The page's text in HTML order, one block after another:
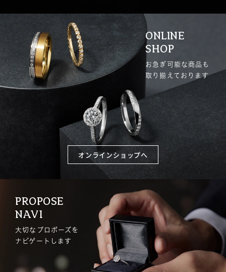
ONLINE
SHOP
お急ぎ可能な商品も
取り揃えております
オンラインショップへ
PROPOSE
NAVI
大切なプロポーズを
ナビゲートします